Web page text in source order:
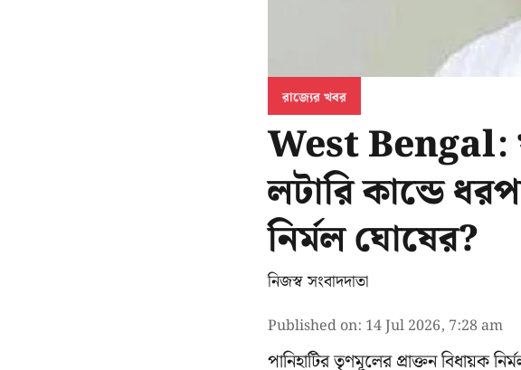
রাজ্যের খবর
West Bengal:
লটারি কান্ডে
নির্মল ঘোষের?
নিজস্ব সংবাদদাতা
Published on: 14 Jul 2026, 7:28 am
পানিহাটির তৃণমূলের প্রাক্তন বিধায়ক